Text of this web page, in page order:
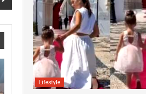
Lifestyle